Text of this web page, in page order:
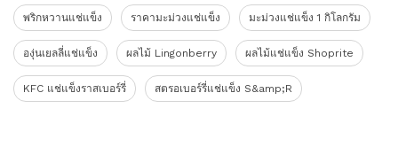
พริกหวานแช่แข็ง ราคามะม่วงแช่แข็ง มะม่วงแช่แข็ง 1 กิโลกรัม
องุ่นเยลลี่แช่แข็ง ผลไม้ Lingonberry ผลไม้แช่แข็ง Shoprite
KFC แช่แข็งราสเบอร์รี่ สตรอเบอร์รี่แช่แข็ง S&amp;R